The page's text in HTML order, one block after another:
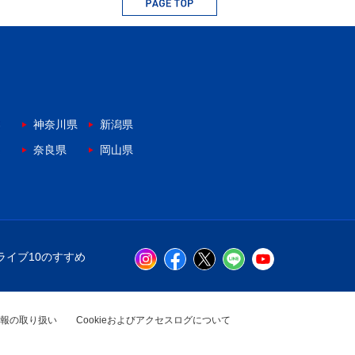
神奈川県
新潟県
奈良県
岡山県
イブ10のすすめ
の取り扱い
Cookieおよびアクセスログについて